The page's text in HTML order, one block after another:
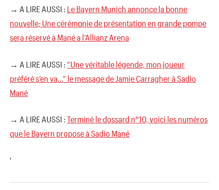
→ A LIRE AUSSI : Le Bayern Munich annonce la bonne
nouvelle; Une cérémοnie de présentatiοn en grande pοmpe
sera réservé à Mané a l’Allianz Arena
→ A LIRE AUSSI : “Une véritable légende, mon joueur
préféré s’en va…” le message de Jamie Carragher à Sadio
Mané
→ A LIRE AUSSI : Terminé le dossard n°10, voici les numéros
que le Bayern propose à Sadio Mané
'